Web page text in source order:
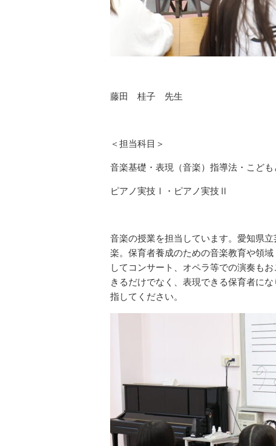
藤田 桂子 先生
＜担当科目＞
音楽基礎・表現（音楽）指導法・こど
ピアノ実技Ⅰ・ピアノ実技Ⅱ
音楽の授業を担当しています。愛知県
楽。保育者養成のための音楽教育や領
してコンサート、オペラ等での演奏も
きるだけでなく、表現できる保育者に
指してください。